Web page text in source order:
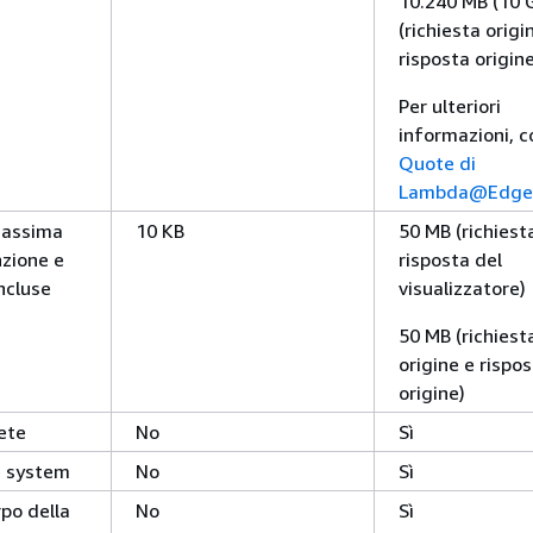
(richiesta
risposta
Per ulteriori
informazioni,
Quote di
Lambda@Edge
e
10 KB
50 MB
risposta del
visualizzatore)
50 MB
origine e
origine)
No
Sì
system
No
Sì
della
No Sì